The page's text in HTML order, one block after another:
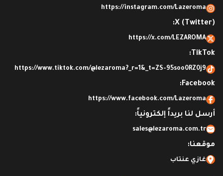
https://instagram.com/Lazeroma
X (Twitter):
https://x.com/LEZAROMA
TikTok:
https://www.tiktok.com/@lezaroma?_r=1&_t=ZS-95soo0RZ0j9
Facebook:
https://www.facebook.com/Lazeroma
أرسل لنا بريداً إلكترونياً:
sales@lezaroma.com.tr
موقعنا:
غازي عنتاب